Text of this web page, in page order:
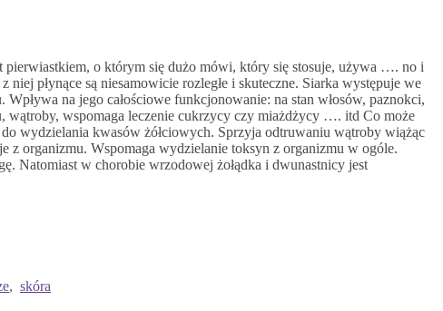
pierwiastkiem, o którym się dużo mówi, który się stosuje, używa …. no i
niej płynące są niesamowicie rozległe i skuteczne. Siarka występuje we
na jego całościowe funkcjonowanie: na stan włosów, paznokci,
wątroby, wspomaga leczenie cukrzycy czy miażdżycy …. itd Co może
wydzielania kwasów żółciowych. Sprzyja odtruwaniu wątroby wiążąc
z organizmu. Wspomaga wydzielanie toksyn z organizmu w ogóle.
Natomiast w chorobie wrzodowej żołądka i dwunastnicy jest
, skóra